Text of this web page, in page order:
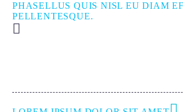
PHASELLUS QUIS NISL EU DIAM
PELLENTESQUE.